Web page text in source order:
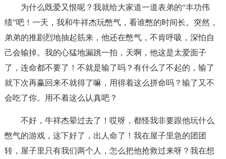
为什么既爱又恨呢？我就给大家道一道表弟的“丰功伟
绩”吧！一天，我和牛祥杰玩憋气，看谁憋的时间长。突然，
弟弟的推剧烈地抽起筋来，他还在憋气，不肯呼吸，深怕自
己会输掉。我的心猛地漏跳一拍，天啊，他这是太爱面子
了，连命都不要了！不就是输了吗？有什么了不起的，输了
就下次再赢回来不就得了嘛，用得着这么拼命吗？输了又不
会吃了你。用不着这么认真吧？
不好，牛祥杰晕过去了！哎呀，都怪我非要跟他玩什么
憋气的游戏，这下好了，出人命了！我在屋子里急的团团
转，屋子里只有我们两个人，怎么把他抢救过来呀？我在想